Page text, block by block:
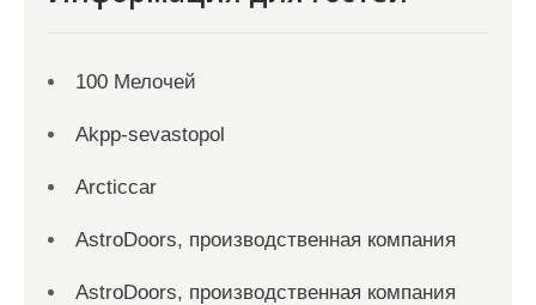
100 Мелочей
Akpp-sevastopol
Arcticcar
AstroDoors, производственная компания
AstroDoors, производственная компания